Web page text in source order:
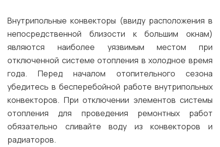
Внутрипольные конвекторы (ввиду расположения в
непосредственной близости к большим окнам)
являются наиболее уязвимым местом при
отключенной системе отопления в холодное время
года. Перед началом отопительного сезона
убедитесь в бесперебойной работе внутрипольных
конвекторов. При отключении элементов системы
отопления для проведения ремонтных работ
обязательно сливайте воду из конвекторов и
радиаторов.